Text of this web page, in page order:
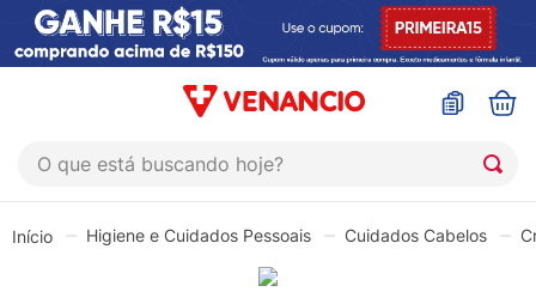
O que está buscando hoje?
Higiene e Cuidados Pessoais Cuidados Cabelos
º
coristina